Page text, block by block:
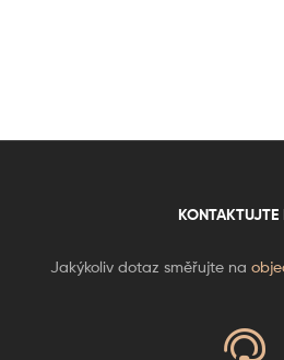
KONTAKTUJTE
Jakýkoliv dotaz směřujte na